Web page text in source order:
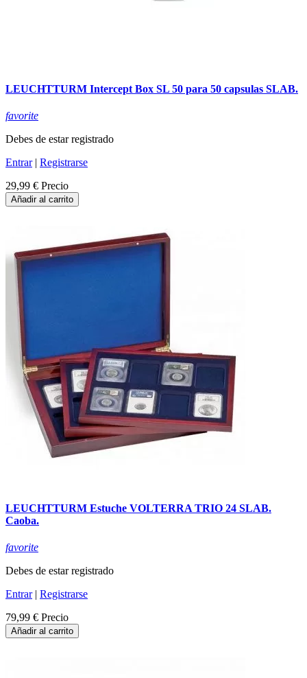
LEUCHTTURM Intercept Box SL 50 para 50 capsulas SLAB.
favorite
Debes de estar registrado
Entrar| Registrarse
29,99 € Precio
Añadir al carrito
LEUCHTTURM Estuche VOLTERRA TRIO 24 SLAB.
Caoba.
favorite
Debes de estar registrado
Entrar| Registrarse
79,99 € Precio
Añadir al carrito